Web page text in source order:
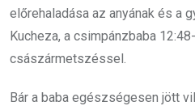
előrehaladása az anyának és a
Kucheza, a csimpánzbaba
császármetszéssel.
Bár a baba egészségesen jött